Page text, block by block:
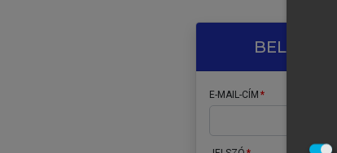
BELÉPÉS
E-MAIL-CÍM